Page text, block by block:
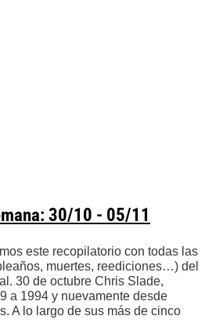
30/10 - 05/11
este recopilatorio con todas las
muertes, reediciones…) del
30 de octubre Chris Slade,
a 1994 y nuevamente desde
A lo largo de sus más de cinco